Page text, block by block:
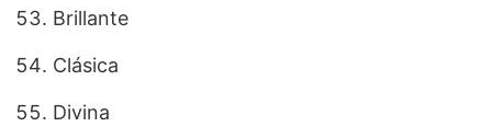
Brillante
Clásica
Divina